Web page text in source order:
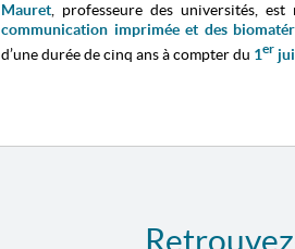
Mauret , professeure des universités,
communication imprimée et des
d’une durée de cinq ans à compter du 1er